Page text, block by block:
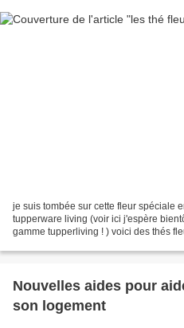
je suis tombée sur cette fleur spéciale
tupperware living (voir ici j'espère
gamme tupperliving ! ) voici des thés
Nouvelles aides pour
son logement